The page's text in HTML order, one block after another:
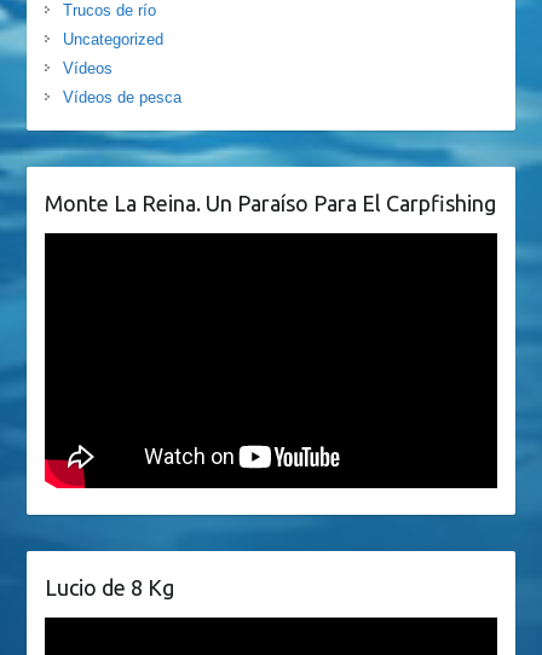
Trucos de río
Uncategorized
Vídeos
Vídeos de pesca
Monte La Reina. Un Paraíso Para El Carpfishing
Lucio de 8 Kg